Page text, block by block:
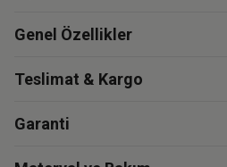
Genel Özellikler
Teslimat & Kargo
Garanti